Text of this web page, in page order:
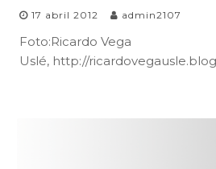
17 abril 2012 admin2107
Foto:Ricardo Vega
Uslé, http://